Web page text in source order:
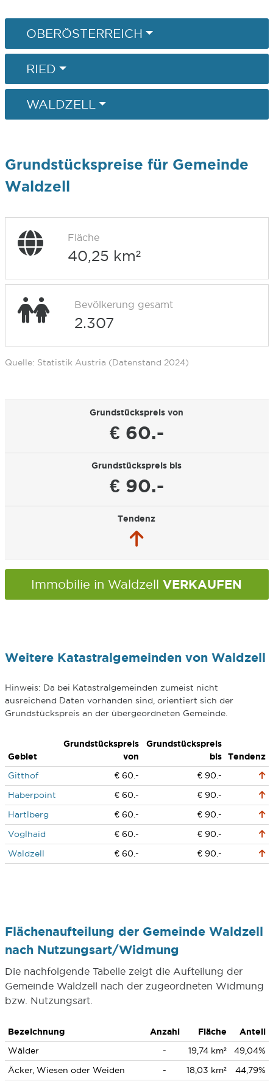
OBERÖSTERREICH
RIED
WALDZELL
Grundstückspreise für Gemeinde
Waldzell
Fläche
40,25 km²
Bevölkerung gesamt
2.307
Quelle: Statistik Austria (Datenstand 2024)
Grundstückspreis von
€ 60.-
Grundstückspreis bis
€ 90.-
Tendenz
Immobilie in Waldzell VERKAUFEN
Weitere Katastralgemeinden von Waldzell
Hinweis: Da bei Katastralgemeinden zumeist nicht
ausreichend Daten vorhanden sind, orientiert sich der
Grundstückspreis an der übergeordneten Gemeinde.
Gebiet
Grundstückspreis
von
Grundstückspreis
bis
Tendenz
Gitthof
€ 60.-
€ 90.-
Haberpoint
€ 60.-
€ 90.-
Hartlberg
€ 60.-
€ 90.-
Voglhaid
€ 60.-
€ 90.-
Waldzell
€ 60.- € 90.-
Flächenaufteilung der Gemeinde Waldzell
nach Nutzungsart/Widmung
Die nachfolgende Tabelle zeigt die Aufteilung der
Gemeinde Waldzell nach der zugeordneten Widmung
bzw. Nutzungsart.
Bezeichnung Anzahl Fläche
Anteil
Wälder
- 19,74 km²
49,04%
Äcker, Wiesen oder Weiden
- 18,03 km² 44,79%